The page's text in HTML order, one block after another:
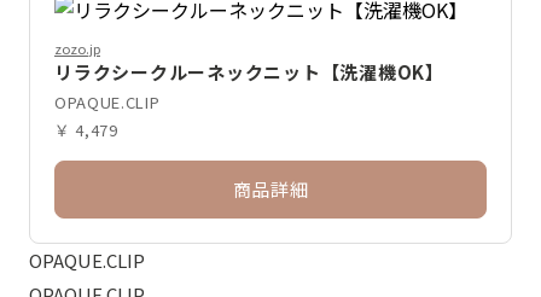
zozo.jp
リラクシークルーネックニット【洗濯機OK】
OPAQUE.CLIP
￥ 4,479
商品詳細
OPAQUE.CLIP